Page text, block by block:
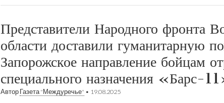
Представители Народного фронта
области доставили гуманитарную
Запорожское направление бойцам
специального назначения «Барс-
Автор Газета "Междуречье" • 19.08.2025